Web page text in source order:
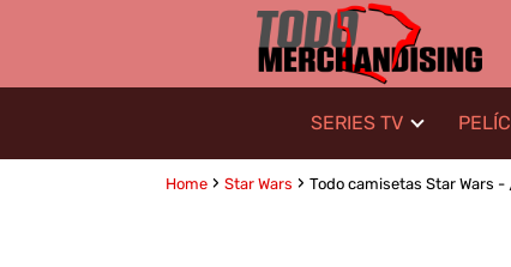
SERIES TV
Home Star Wars Todo camisetas Star Wars